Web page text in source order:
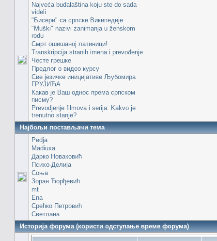
Najveća budalaština koju ste do sada
videli
"Бисери" са српске Википедије
"Muški" nazivi zanimanja u ženskom
rodu
Смрт ошишаној латиници!
Transkripcija stranih imena i prevođenje
Честе грешке
Предлог о видео курсу
Све језичке иницијативе Љубомира
ГРУЈИЋА
Какав је Ваш однос према српском
писму?
Prevodjenje filmova i serija: Kakvo je
trenutno stanje?
Најбољи постављачи тема
Pedja
Madiuxa
Дарко Новаковић
Психо-Делија
Соња
Зоран Ђорђевић
mt
Ena
Срећко Петровић
Светлана
Историја форума (користи одступање време форума)